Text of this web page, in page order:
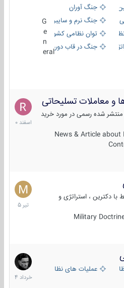
جنگ آوران
جنگ نرم و سایبری
توان نظامی کشورها
جنگ در قاب دوربین
eral
و معاملات تسلیحاتی
شده رسمی در مورد خرید
News & Article
7
اسفند
1400
، استراتژی و
Military
27
تیر
1405
ایرانعملیات های نظامی خارجی
5
خرداد
1404